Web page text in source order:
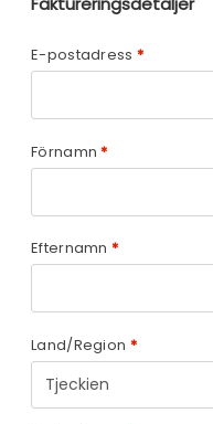
E-postadress *
Förnamn*
Efternamn *
Land/Region *
Tjeckien